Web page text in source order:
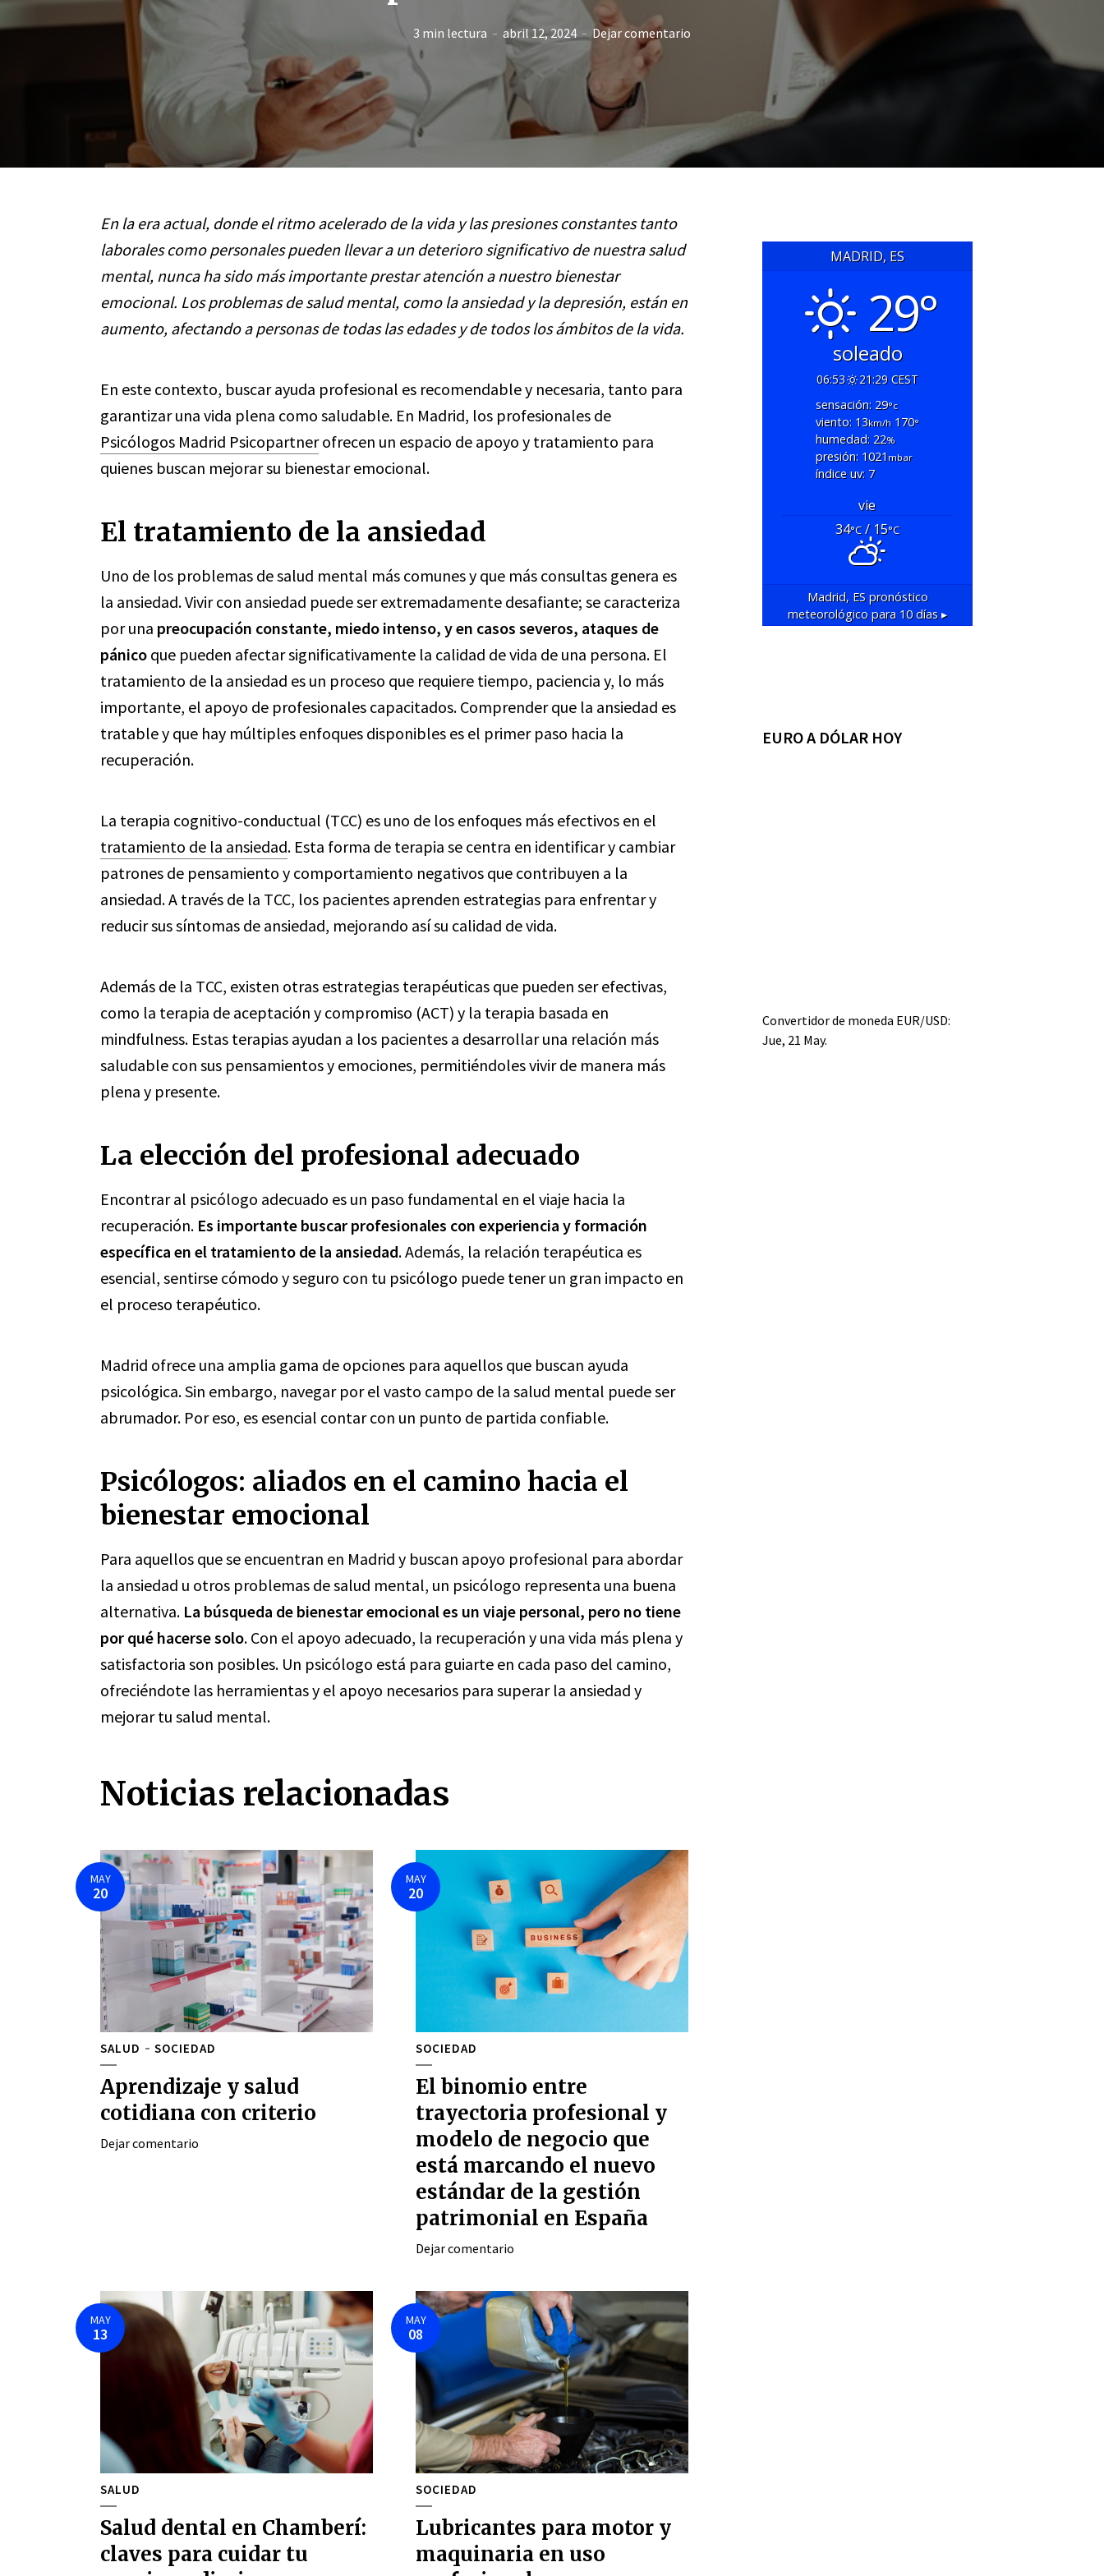
3 min lectura abril 12, 2024 Dejar comentario
En la era actual, donde el ritmo acelerado de la vida y las presiones constantes tanto
laborales como personales pueden llevar a un deterioro significativo de nuestra salud
mental, nunca ha sido más importante prestar atención a nuestro bienestar
emocional. Los problemas de salud mental, como la ansiedad y la depresión, están en
aumento, afectando a personas de todas las edades y de todos los ámbitos de la vida.
En este contexto, buscar ayuda profesional es recomendable y necesaria, tanto para
garantizar una vida plena como saludable. En Madrid, los profesionales de
Psicólogos Madrid Psicopartnerofrecen un espacio de apoyo y tratamiento para
quienes buscan mejorar su bienestar emocional.
El tratamiento de la ansiedad
Uno de los problemas de salud mental más comunes y que más consultas genera es
la ansiedad. Vivir con ansiedad puede ser extremadamente desafiante; se caracteriza
por una preocupación constante, miedo intenso, y en casos severos, ataques de
pánico que pueden afectar significativamente la calidad de vida de una persona. El
tratamiento de la ansiedad es un proceso que requiere tiempo, paciencia y, lo más
importante, el apoyo de profesionales capacitados. Comprender que la ansiedad es
tratable y que hay múltiples enfoques disponibles es el primer paso hacia la
recuperación.
La terapia cognitivo-conductual (TCC) es uno de los enfoques más efectivos en el
tratamiento de la ansiedad. Esta forma de terapia se centra en identificar y cambiar
patrones de pensamiento y comportamiento negativos que contribuyen a la
ansiedad. A través de la TCC, los pacientes aprenden estrategias para enfrentar y
reducir sus síntomas de ansiedad, mejorando así su calidad de vida.
Además de la TCC, existen otras estrategias terapéuticas que pueden ser efectivas,
como la terapia de aceptación y compromiso (ACT) y la terapia basada en
mindfulness. Estas terapias ayudan a los pacientes a desarrollar una relación más
saludable con sus pensamientos y emociones, permitiéndoles vivir de manera más
plena y presente.
La elección del profesional adecuado
Encontrar al psicólogo adecuado es un paso fundamental en el viaje hacia la
recuperación. Es importante buscar profesionales con experiencia y formación
específica en el tratamiento de la ansiedad. Además, la relación terapéutica es
esencial, sentirse cómodo y seguro con tu psicólogo puede tener un gran impacto en
el proceso terapéutico.
Madrid ofrece una amplia gama de opciones para aquellos que buscan ayuda
psicológica. Sin embargo, navegar por el vasto campo de la salud mental puede ser
abrumador. Por eso, es esencial contar con un punto de partida confiable.
Psicólogos: aliados en el camino hacia el
bienestar emocional
Para aquellos que se encuentran en Madrid y buscan apoyo profesional para abordar
la ansiedad u otros problemas de salud mental, un psicólogo representa una buena
alternativa. La búsqueda de bienestar emocional es un viaje personal, pero no tiene
por qué hacerse solo. Con el apoyo adecuado, la recuperación y una vida más plena y
satisfactoria son posibles. Un psicólogo está para guiarte en cada paso del camino,
ofreciéndote las herramientas y el apoyo necesarios para superar la ansiedad y
mejorar tu salud mental.
Noticias relacionadas
MAY
20
SALUD SOCIEDAD
Aprendizaje y salud
cotidiana con criterio
Dejar comentario
MAY
20
SOCIEDAD
El binomio entre
trayectoria profesional y
modelo de negocio que
está marcando el nuevo
estándar de la gestión
patrimonial en España
Dejar comentario
MAY
13
SALUD
Salud dental en Chamberí:
claves para cuidar tu
MAY
08
SOCIEDAD
Lubricantes para motor y
maquinaria en uso
MADRID, ES
29°
soleado
06:53
21:29 CEST
sensación: 29°c
viento: 13km/h 170°
humedad: 22%
presión: 1021 mbar
índice uv: 7
vie
34°C/ 15°C
Madrid, ESpronóstico
meteorológico para 10 días ▸
EURO A DÓLAR HOY
Convertidor de moneda EUR/USD:
Jue, 21 May.